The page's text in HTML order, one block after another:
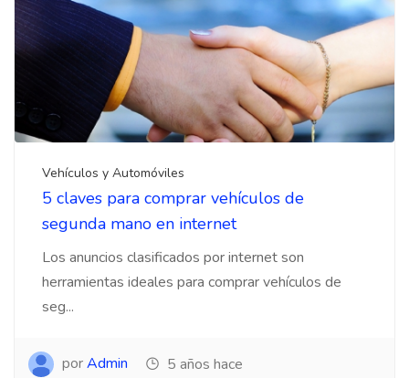
Vehículos y Automóviles
5 claves para comprar vehículos de
segunda mano en internet
Los anuncios clasificados por internet son
herramientas ideales para comprar vehículos de
seg...
porAdmin 5 años hace